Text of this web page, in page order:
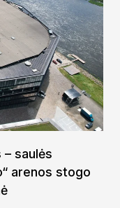
saulės
arenos stogo